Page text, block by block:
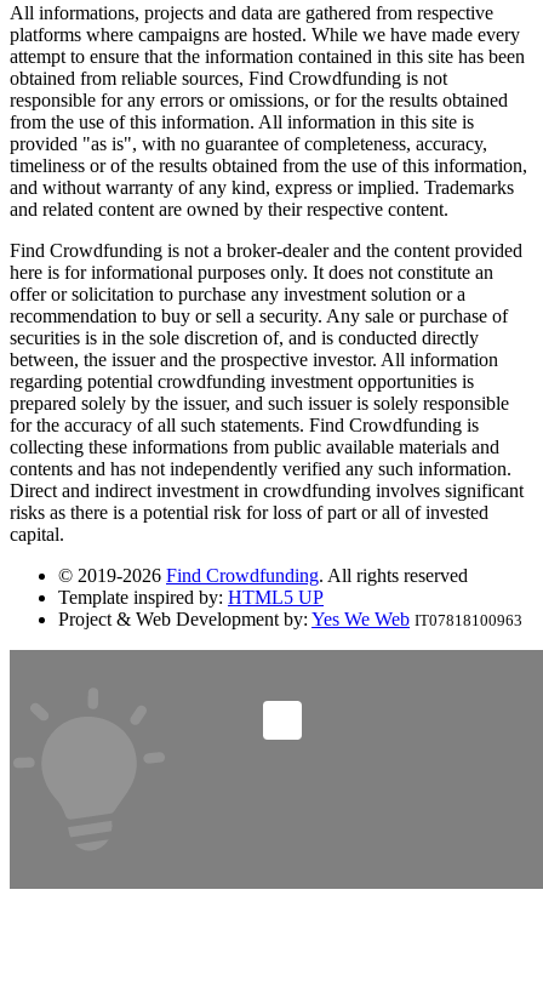
All informations, projects and data are gathered from respective
platforms where campaigns are hosted. While we have made every
attempt to ensure that the information contained in this site has been
obtained from reliable sources, Find Crowdfunding is not
responsible for any errors or omissions, or for the results obtained
from the use of this information. All information in this site is
provided "as is", with no guarantee of completeness, accuracy,
timeliness or of the results obtained from the use of this information,
and without warranty of any kind, express or implied. Trademarks
and related content are owned by their respective content.
Find Crowdfunding is not a broker-dealer and the content provided
here is for informational purposes only. It does not constitute an
offer or solicitation to purchase any investment solution or a
recommendation to buy or sell a security. Any sale or purchase of
securities is in the sole discretion of, and is conducted directly
between, the issuer and the prospective investor. All information
regarding potential crowdfunding investment opportunities is
prepared solely by the issuer, and such issuer is solely responsible
for the accuracy of all such statements. Find Crowdfunding is
collecting these informations from public available materials and
contents and has not independently verified any such information.
Direct and indirect investment in crowdfunding involves significant
risks as there is a potential risk for loss of part or all of invested
capital.
© 2019-2026 Find Crowdfunding. All rights reserved
Template inspired by: HTML5 UP
Project & Web Development by: Yes We Web IT07818100963